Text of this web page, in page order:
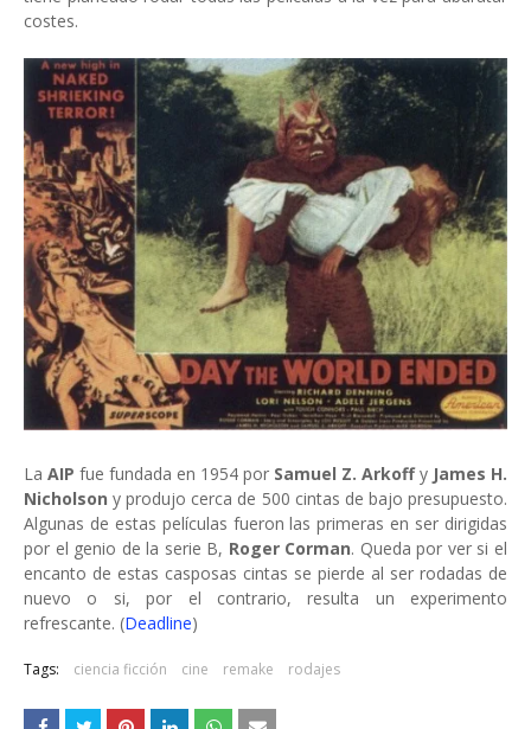
costes.
La AIP fue fundada en 1954 por Samuel Z. Arkoffy James H.
Nicholson y produjo cerca de 500 cintas de bajo presupuesto.
Algunas de estas películas fueron las primeras en ser dirigidas
por el genio de la serie B, Roger Corman. Queda por ver si el
encanto de estas casposas cintas se pierde al ser rodadas de
nuevo o si, por el contrario, resulta un experimento
refrescante. (Deadline)
Tags: ciencia ficción cine remake rodajes